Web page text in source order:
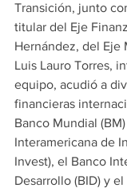
Transición, junto
titular del Eje
Hernández, del Eje
Luis Lauro Torres,
equipo, acudió a
financieras
Banco Mundial
Interamericana de
Invest), el Banco
Desarrollo (BID) y